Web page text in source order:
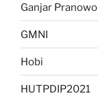
Ganjar Pranowo
GMNI
Hobi
HUTPDIP2021